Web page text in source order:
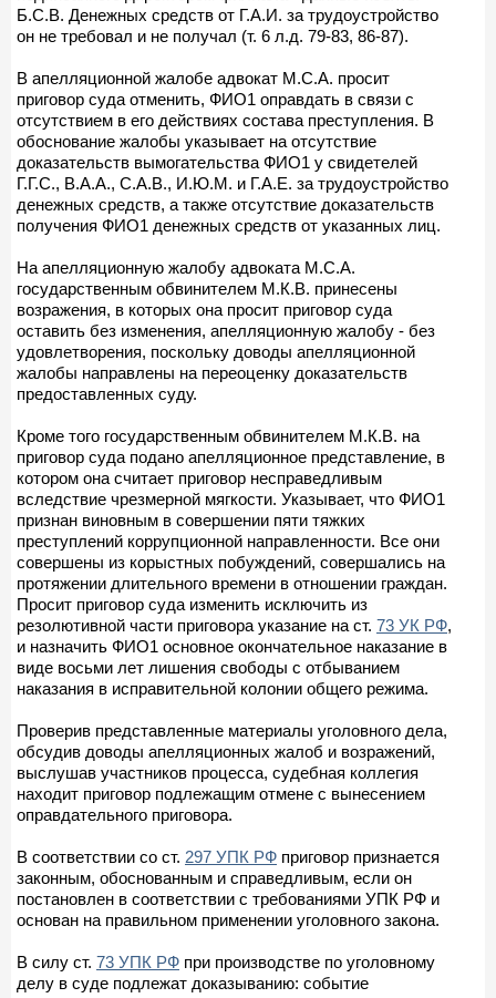
Б.С.В. Денежных средств от Г.А.И. за трудоустройство
он не требовал и не получал (т. 6 л.д. 79-83, 86-87).
В апелляционной жалобе адвокат М.С.А. просит
приговор суда отменить, ФИО1 оправдать в связи с
отсутствием в его действиях состава преступления. В
обоснование жалобы указывает на отсутствие
доказательств вымогательства ФИО1 у свидетелей
Г.Г.С., В.А.А., С.А.В., И.Ю.М. и Г.А.Е. за трудоустройство
денежных средств, а также отсутствие доказательств
получения ФИО1 денежных средств от указанных лиц.
На апелляционную жалобу адвоката М.С.А.
государственным обвинителем М.К.В. принесены
возражения, в которых она просит приговор суда
оставить без изменения, апелляционную жалобу - без
удовлетворения, поскольку доводы апелляционной
жалобы направлены на переоценку доказательств
предоставленных суду.
Кроме того государственным обвинителем М.К.В. на
приговор суда подано апелляционное представление, в
котором она считает приговор несправедливым
вследствие чрезмерной мягкости. Указывает, что ФИО1
признан виновным в совершении пяти тяжких
преступлений коррупционной направленности. Все они
совершены из корыстных побуждений, совершались на
протяжении длительного времени в отношении граждан.
Просит приговор суда изменить исключить из
резолютивной части приговора указание на ст. 73 УК РФ,
и назначить ФИО1 основное окончательное наказание в
виде восьми лет лишения свободы с отбыванием
наказания в исправительной колонии общего режима.
Проверив представленные материалы уголовного дела,
обсудив доводы апелляционных жалоб и возражений,
выслушав участников процесса, судебная коллегия
находит приговор подлежащим отмене с вынесением
оправдательного приговора.
В соответствии со ст. 297 УПК РФ приговор признается
законным, обоснованным и справедливым, если он
постановлен в соответствии с требованиями УПК РФ и
основан на правильном применении уголовного закона.
В силу ст. 73 УПК РФ при производстве по уголовному
делу в суде подлежат доказыванию: событие